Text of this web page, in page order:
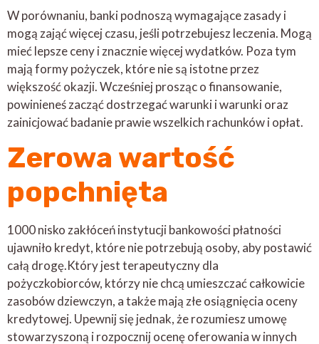
W porównaniu, banki podnoszą wymagające zasady i
mogą zająć więcej czasu, jeśli potrzebujesz leczenia. Mogą
mieć lepsze ceny i znacznie więcej wydatków. Poza tym
mają formy pożyczek, które nie są istotne przez
większość okazji. Wcześniej prosząc o finansowanie,
powinieneś zacząć dostrzegać warunki i warunki oraz
zainicjować badanie prawie wszelkich rachunków i opłat.
Zerowa wartość
popchnięta
1000 nisko zakłóceń instytucji bankowości płatności
ujawniło kredyt, które nie potrzebują osoby, aby postawić
całą drogę.Który jest terapeutyczny dla
pożyczkobiorców, którzy nie chcą umieszczać całkowicie
zasobów dziewczyn, a także mają złe osiągnięcia oceny
kredytowej. Upewnij się jednak, że rozumiesz umowę
stowarzyszoną i rozpocznij ocenę oferowania w innych